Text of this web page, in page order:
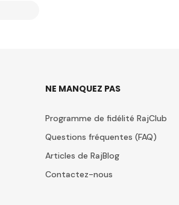
NE MANQUEZ PAS
Programme de fidélité RajClub
Questions fréquentes (FAQ)
Articles de RajBlog
Contactez-nous